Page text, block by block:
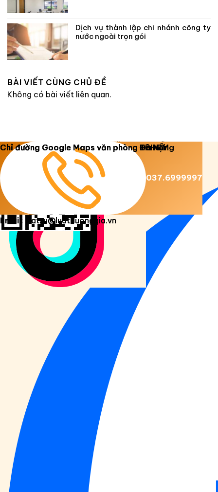
Dịch vụ thành lập chi nhánh công ty
nước ngoài trọn gói
BÀI VIẾT CÙNG CHỦ ĐỀ
Không có bài viết liên quan.
Copyright 2026 © Luật Dương Gia